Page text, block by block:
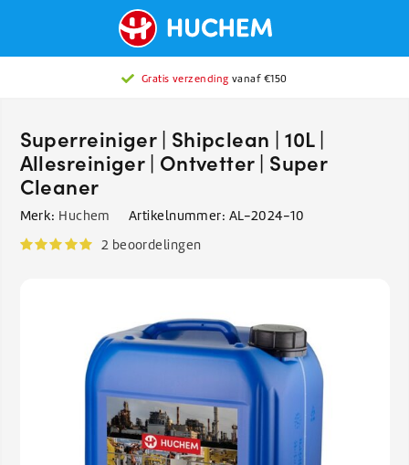
Gratis verzending vanaf €150
Superreiniger | Shipclean | 10L |
Allesreiniger | Ontvetter | Super
Cleaner
Merk: Huchem Artikelnummer: AL-2024-10
2 beoordelingen